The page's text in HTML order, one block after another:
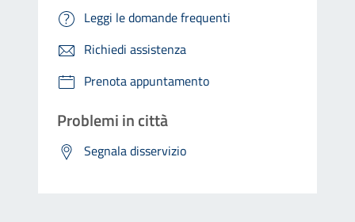
Leggi le domande frequenti
Richiedi assistenza
Prenota appuntamento
Problemi in città
Segnala disservizio